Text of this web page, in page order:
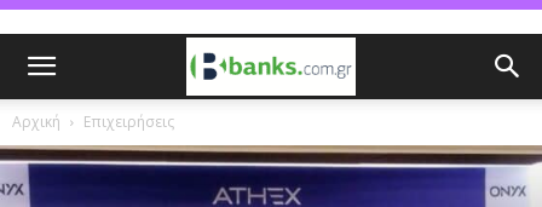
Αρχική Επιχειρήσεις